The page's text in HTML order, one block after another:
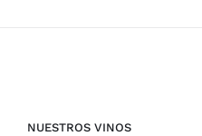
NUESTROS VINOS